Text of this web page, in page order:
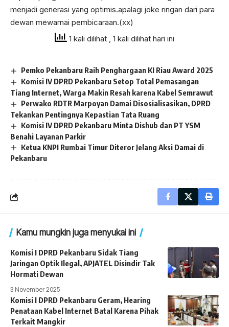
menjadi generasi yang optimis.apalagi joke ringan dari para
dewan mewarnai pembicaraan.(xx)
1 kali dilihat
, 1 kali dilihat hari ini
Pemko Pekanbaru Raih Penghargaan KI Riau Award 2025
Komisi IV DPRD Pekanbaru Setop Total Pemasangan
Tiang Internet, Warga Makin Resah karena Kabel Semrawut
Perwako RDTR Marpoyan Damai Disosialisasikan, DPRD
Tekankan Pentingnya Kepastian Tata Ruang
Komisi IV DPRD Pekanbaru Minta Dishub dan PT YSM
Benahi Layanan Parkir
Ketua KNPI Rumbai Timur Diteror Jelang Aksi Damai di
Pekanbaru
Kamu mungkin juga menyukai ini
Komisi I DPRD Pekanbaru Sidak Tiang
Jaringan Optik Ilegal, APJATEL Disindir Tak
Hormati Dewan
3 November 2025
Komisi I DPRD Pekanbaru Geram, Hearing
Penataan Kabel Internet Batal Karena Pihak
Terkait Mangkir